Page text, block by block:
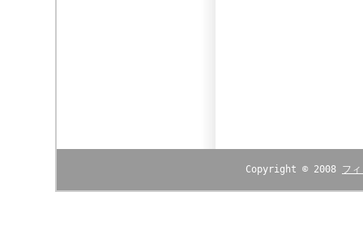
Copyright © 2008 フ